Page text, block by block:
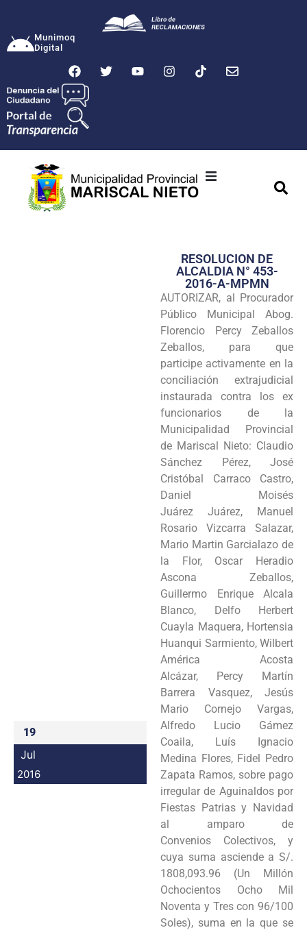
Munimoq
Digital
Transparencia
Seguridad
Programas
Intranet
19
Jul
2016
RESOLUCION DE
ALCALDIA N° 453-
2016-A-MPMN
AUTORIZAR, al Procurador
Público Municipal Abog.
Florencio Percy Zeballos
Zeballos, para que
participe activamente en la
conciliación extrajudicial
instaurada contra los ex
funcionarios de la
Municipalidad Provincial
de Mariscal Nieto: Claudio
Sánchez Pérez, José
Cristóbal Carraco Castro,
Daniel Moisés
Juárez Juárez, Manuel
Rosario Vizcarra Salazar,
Mario Martin Garcialazo de
la Flor, Oscar Heradio
Ascona Zeballos,
Guillermo Enrique Alcala
Blanco, Delfo Herbert
Cuayla Maquera, Hortensia
Huanqui Sarmiento, Wilbert
América Acosta
Alcázar, Percy Martín
Barrera Vasquez, Jesús
Mario Cornejo Vargas,
Alfredo Lucio Gámez
Coaila, Luís Ignacio
Medina Flores, Fidel Pedro
Zapata Ramos, sobre pago
irregular de Aguinaldos por
Fiestas Patrias y Navidad
al amparo de
Convenios Colectivos, y
cuya suma asciende a S/.
1808,093.96 (Un Millón
Ochocientos Ocho Mil
Noventa y Tres con 96/100
Soles), suma en la que se